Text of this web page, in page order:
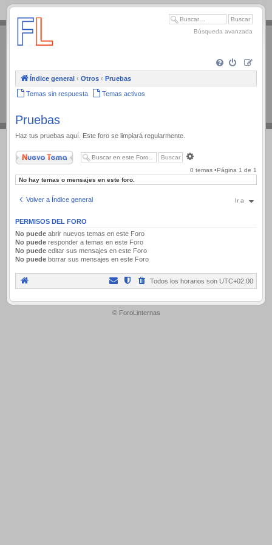
.
Búsqueda avanzada
Índice general ‹ Otros ‹ Pruebas
Temas sin respuesta Temas activos
Pruebas
Haz tus pruebas aquí. Este foro se limpiará regularmente.
Nuevo Tema
0 temas •Página 1 de 1
No hay temas o mensajes en este foro.
Volver a Índice general Ir a
PERMISOS DEL FORO
No puede abrir nuevos temas en este Foro
No puede responder a temas en este Foro
No puede editar sus mensajes en este Foro
No puede borrar sus mensajes en este Foro
Todos los horarios son UTC+02:00
.
© ForoLinternas